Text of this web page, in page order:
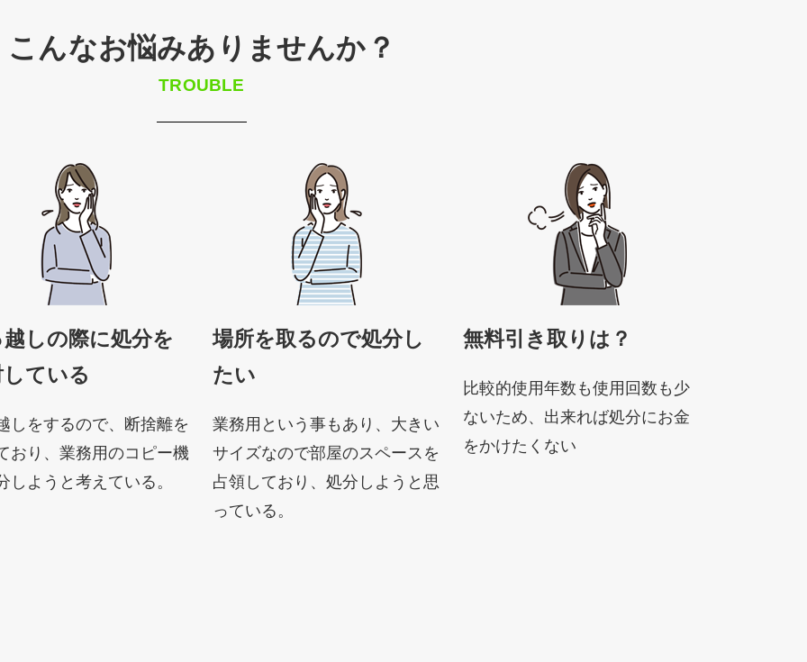
こんなお悩みありませんか？
TROUBLE
しの際に処分を
ている
しをするので、断捨離を
おり、業務用のコピー機
しようと考えている。
場所を取るので処分し
たい
業務用という事もあり、大きい
サイズなので部屋のスペースを
占領しており、処分しようと思
っている。
無料引き取りは？
比較的使用年数も使用回数も少
ないため、出来れば処分にお金
をかけたくない